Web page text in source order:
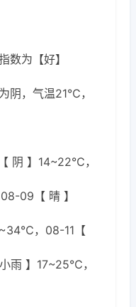
数为【好】
阴，气温21℃，
阴 】14~22℃，
09【 晴 】
，08-11【
雨 】17~25℃，